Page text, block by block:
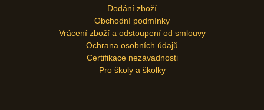
Dodání zboží
Obchodní podmínky
Vrácení zboží a odstoupení od smlouvy
Ochrana osobních údajů
Certifikace nezávadnosti
Pro školy a školky